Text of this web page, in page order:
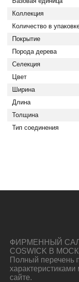
Коллекция
Количество в
Покрытие
Порода дерева
Селекция
Цвет
Ширина
Длина
Толщина
Тип соединения
ФИРМЕННЫЙ
COSWICK В
Полный перечень
сайте.